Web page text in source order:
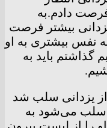
فرصت دادم.به
بیشتر فرصت
نفس بیشتری به او
گذاشتم باید به
از یزدانی سلب شد
سلب می‌شود به